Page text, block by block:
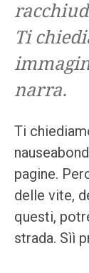
Ti
narra.
Ti
pagine.
delle vite,
questi,
strada. Sìì